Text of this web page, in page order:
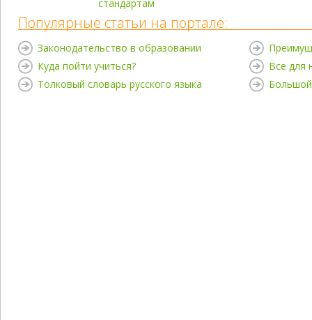
стандартам
Популярные статьи на портале:
Законодательство в образовании
Куда пойти учиться?
Толковый словарь русского языка
Все для
Большой